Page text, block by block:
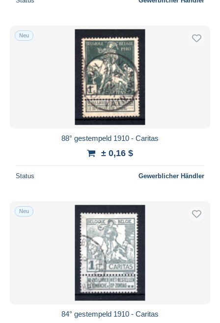
Neu
88° gestempeld 1910 - Caritas
± 0,16 $
Status Gewerblicher Händler
Neu
84° gestempeld 1910 - Caritas